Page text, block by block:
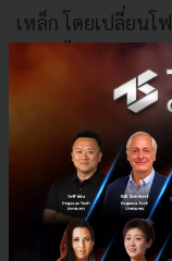
เหล็ก โดยเปลี่ยน
ตลาด ไปสู่การผลิ
เช่น High-
มิตรต่อสิ่งแวดล้อ
สีเขียวของประเทศ
อ้างอิง:boi